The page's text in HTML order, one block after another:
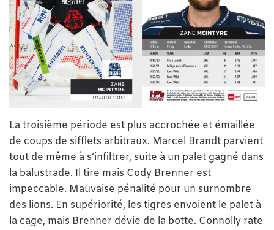
La troisième période est plus accrochée et émaillée
de coups de sifflets arbitraux. Marcel Brandt parvient
tout de même à s’infiltrer, suite à un palet gagné dans
la balustrade. Il tire mais Cody Brenner est
impeccable. Mauvaise pénalité pour un surnombre
des lions. En supériorité, les tigres envoient le palet à
la cage, mais Brenner dévie de la botte. Connolly rate